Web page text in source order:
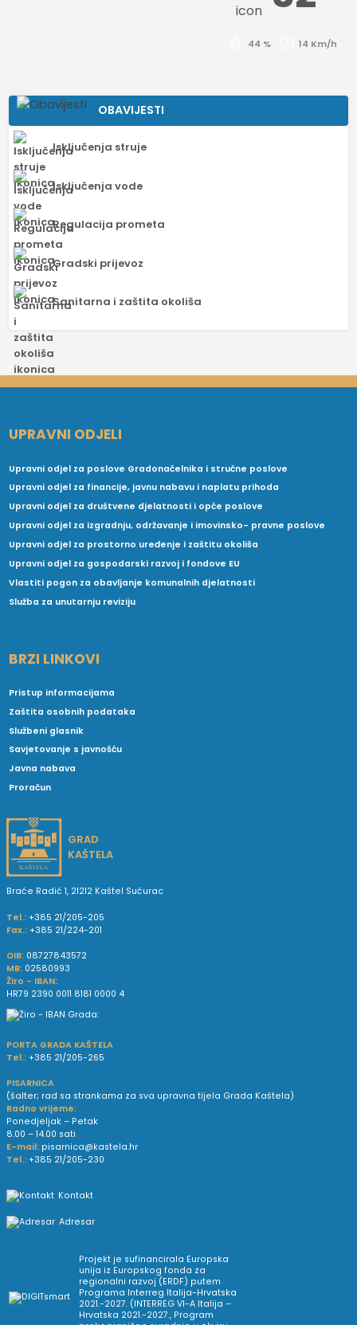
44 % 14 Km/h
OBAVIJESTI
Isključenja struje
Isključenja vode
Regulacija prometa
Gradski prijevoz
Sanitarna i zaštita okoliša
UPRAVNI ODJELI
Upravni odjel za poslove Gradonačelnika i stručne poslove
Upravni odjel za financije, javnu nabavu i naplatu prihoda
Upravni odjel za društvene djelatnosti i opće poslove
Upravni odjel za izgradnju, održavanje i imovinsko- pravne poslove
Upravni odjel za prostorno uređenje i zaštitu okoliša
Upravni odjel za gospodarski razvoj i fondove EU
Vlastiti pogon za obavljanje komunalnih djelatnosti
Služba za unutarnju reviziju
BRZI LINKOVI
Pristup informacijama
Zaštita osobnih podataka
Službeni glasnik
Savjetovanje s javnošću
Javna nabava
Proračun
GRAD
KAŠTELA
Braće Radić 1, 21212 Kaštel Sućurac
Tel.: +385 21/205-205
Fax.: +385 21/224-201
OIB: 08727843572
MB: 02580993
Žiro - IBAN:
HR79 2390 0011 8181 0000 4
PORTA GRADA KAŠTELA
Tel.: +385 21/205-265
PISARNICA
(šalter; rad sa strankama za sva upravna tijela Grada Kaštela)
Radno vrijeme:
Ponedjeljak – Petak
8.00 – 14.00 sati
E-mail: pisarnica@kastela.hr
Tel.: +385 21/205-230
Kontakt
Adresar
Projekt je sufinancirala Europska
unija iz Europskog fonda za
regionalni razvoj (ERDF) putem
Programa Interreg Italija-Hrvatska
2021.-2027. (INTERREG VI-A Italija –
Hrvatska 2021.-2027., Program